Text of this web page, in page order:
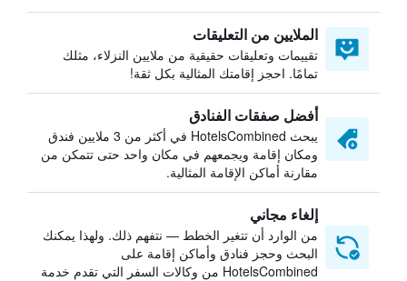
الملايين من التعليقات
تقييمات وتعليقات حقيقية من ملايين النزلاء، مثلك
تمامًا. احجز إقامتك المثالية بكل ثقة!
أفضل صفقات الفنادق
يبحث HotelsCombined في أكثر من 3 ملايين فندق
ومكان إقامة ويجمعهم في مكان واحد حتى تتمكن من
مقارنة أماكن الإقامة المثالية.
إلغاء مجاني
من الوارد أن تتغير الخطط — نتفهم ذلك. ولهذا يمكنك
البحث وحجز فنادق وأماكن إقامة على
HotelsCombined من وكالات السفر التي تقدم خدمة